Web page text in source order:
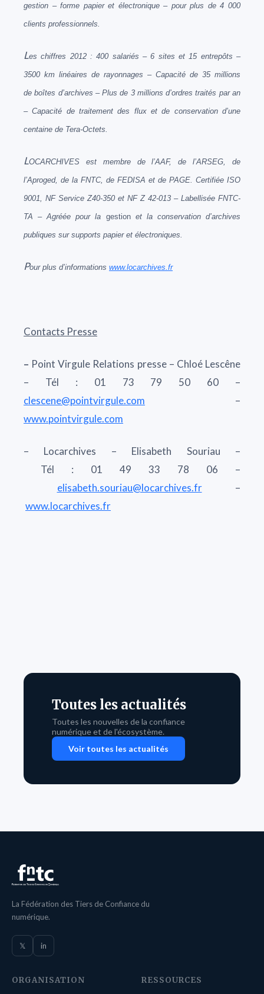
gestion – forme papier et électronique – pour plus de 4 000
clients professionnels.
Les chiffres 2012 : 400 salariés – 6 sites et 15 entrepôts –
3500 km linéaires de rayonnages – Capacité de 35 millions
de boîtes d’archives – Plus de 3 millions d’ordres traités par an
– Capacité de traitement des flux et de conservation d’une
centaine de Tera-Octets.
LOCARCHIVES est membre de l’AAF, de l’ARSEG, de
l’Aproged, de la FNTC, de FEDISA et de PAGE. Certifiée ISO
9001, NF Service Z40-350 et NF Z 42-013 – Labellisée FNTC-
TA – Agréée pour la gestionet la conservation d’archives
publiques sur supports papier et électroniques.
Pour plus d’informations www.locarchives.fr
Contacts Presse
– Point Virgule Relations presse – Chloé Lescêne
– Tél : 01 73 79 50 60 –
clescene@pointvirgule.com –
www.pointvirgule.com
– Locarchives – Elisabeth Souriau –
Tél : 01 49 33 78 06 –
elisabeth.souriau@locarchives.fr–
www.locarchives.fr
Toutes les actualités
Toutes les nouvelles de la confiance
numérique et de l'écosystème.
Voir toutes les actualités
La Fédération des Tiers de Confiance du
numérique.
𝕏 in
ORGANISATION RESSOURCES